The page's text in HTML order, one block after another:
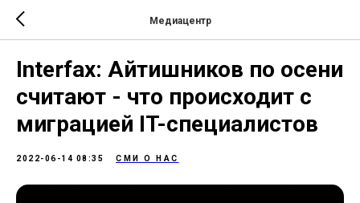
Медиацентр
Interfax: Айтишников по осени
считают - что происходит с
миграцией IT-специалистов
2022-06-14 08:35 СМИ О НАС